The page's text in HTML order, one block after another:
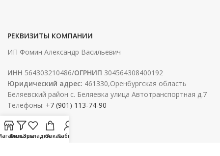
РЕКВИЗИТЫ КОМПАНИИ
ИП Фомин Александр Васильевич
ИНН 564303210486/ОГРНИП 304564308400192
Юридический адрес: 461330,Оренбургская область
Беляевский район с. Беляевка улица Автотранспортная д.7
Телефоны: +7 (901) 113-74-90
ФильтрыЗакладкиЗаказКабинет